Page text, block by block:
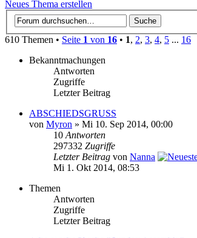
Neues Thema erstellen
610 Themen • Seite 1 von 16 • 1, 2, 3, 4, 5 ... 16
Bekanntmachungen
Antworten
Zugriffe
Letzter Beitrag
ABSCHIEDSGRUSS
von Myron » Mi 10. Sep 2014, 00:00
10 Antworten
297332 Zugriffe
Letzter Beitrag von Nanna
Mi 1. Okt 2014, 08:53
Themen
Antworten
Zugriffe
Letzter Beitrag